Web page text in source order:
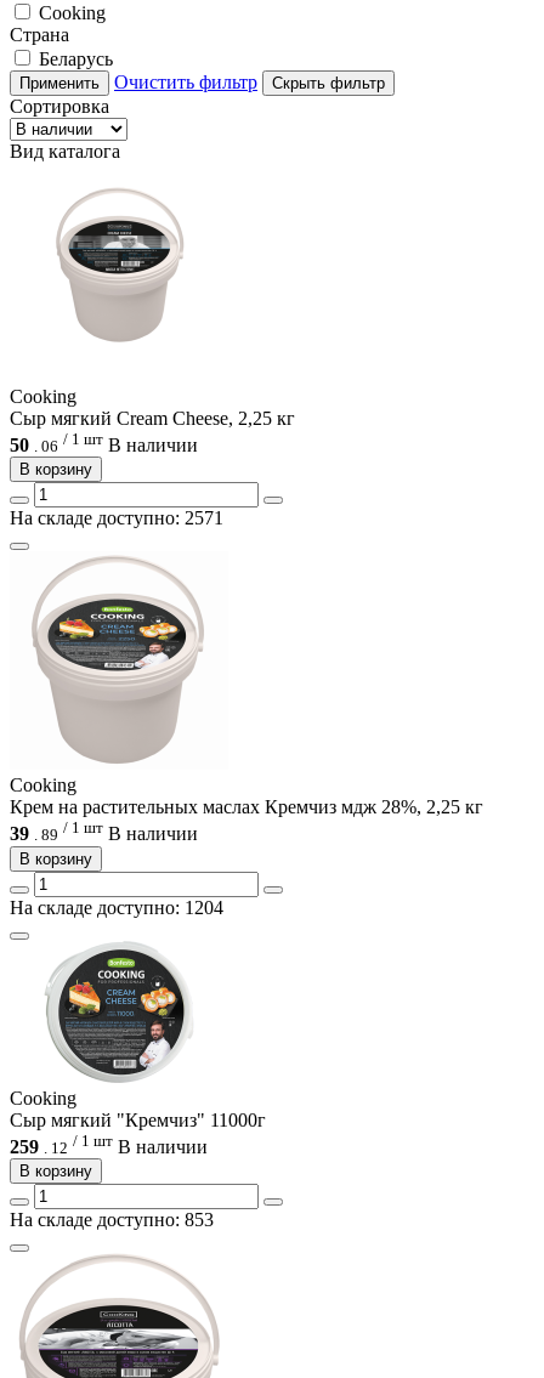
Cooking
Страна
Беларусь
Применить Очистить фильтр Скрыть фильтр
Сортировка
Вид каталога
Cooking
Сыр мягкий Cream Cheese, 2,25 кг
50 . 06 / 1 шт В наличии
В корзину
На складе доступно: 2571
Cooking
Крем на растительных маслах Кремчиз мдж 28%, 2,25 кг
39 . 89 / 1 шт В наличии
В корзину
На складе доступно: 1204
Cooking
Сыр мягкий "Кремчиз" 11000г
259
12 / 1 шт В наличии
В корзину
На складе доступно: 853